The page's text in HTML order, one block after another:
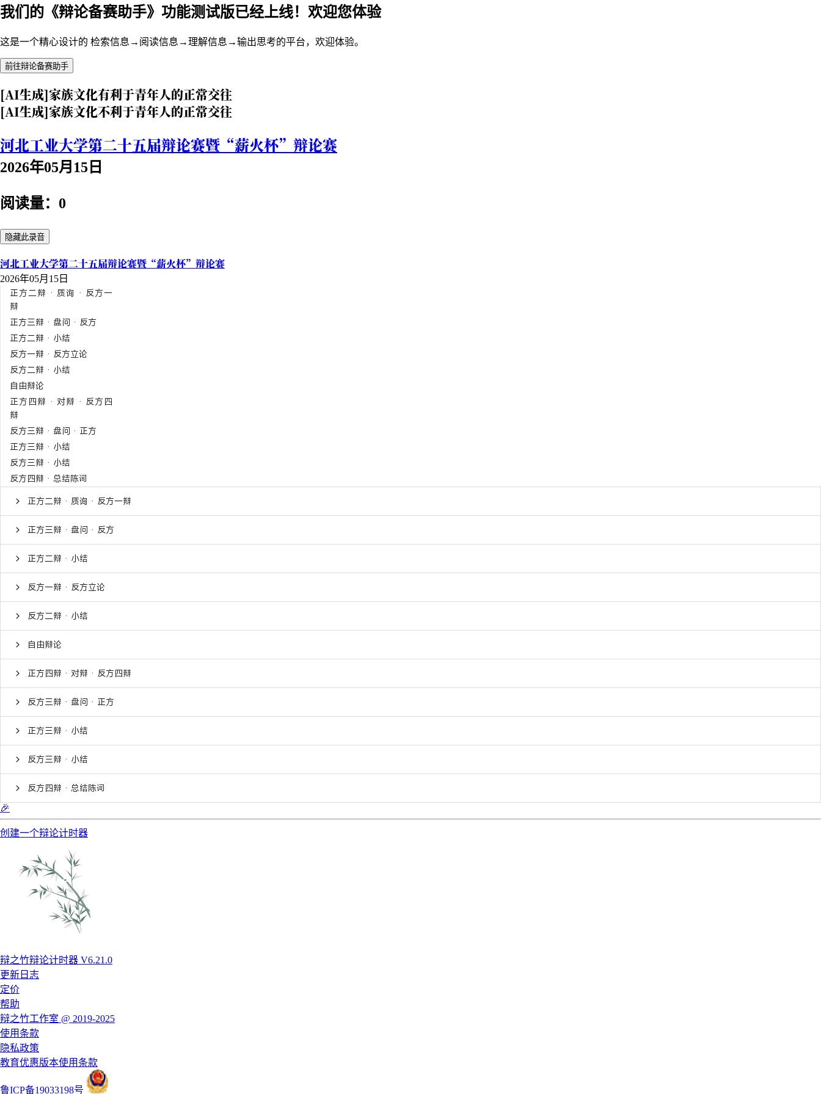
我们的《辩论备赛助手》功能测试版已经上线！欢迎您体验
这是一个精心设计的 检索信息→阅读信息→理解信息→输出思考的平台，欢迎体验。
前往辩论备赛助手
[AI生成]家族文化有利于青年人的正常交往
[AI生成]家族文化不利于青年人的正常交往
河北工业大学第二十五届辩论赛暨“薪火杯”辩论赛
2026年05月15日
阅读量：0
隐藏此录音
河北工业大学第二十五届辩论赛暨“薪火杯”辩论赛
2026年05月15日
正方二辩 · 质询 · 反方一
辩
正方三辩 · 盘问 · 反方
正方二辩 · 小结
反方一辩 · 反方立论
反方二辩 · 小结
自由辩论
正方四辩 · 对辩 · 反方四
辩
反方三辩 · 盘问 · 正方
正方三辩 · 小结
反方三辩 · 小结
反方四辩 · 总结陈词
正方二辩 · 质询 · 反方一辩
正方三辩 · 盘问 · 反方
正方二辩 · 小结
反方一辩 · 反方立论
反方二辩 · 小结
自由辩论
正方四辩 · 对辩 · 反方四辩
反方三辩 · 盘问 · 正方
正方三辩 · 小结
反方三辩 · 小结
反方四辩 · 总结陈词
🎉
创建一个辩论计时器
辩之竹辩论计时器 V6.21.0
更新日志
定价
帮助
辩之竹工作室 @ 2019-2025
使用条款
隐私政策
教育优惠版本使用条款
鲁ICP备19033198号